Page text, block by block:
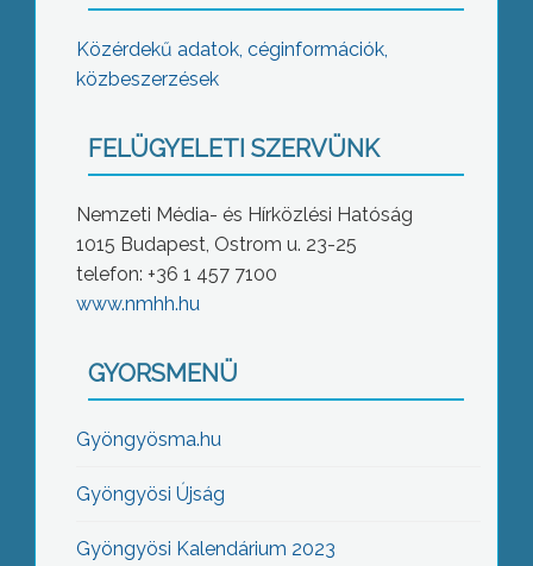
Közérdekű adatok, céginformációk,
közbeszerzések
FELÜGYELETI SZERVÜNK
Nemzeti Média- és Hírközlési Hatóság
1015 Budapest, Ostrom u. 23-25
telefon: +36 1 457 7100
www.nmhh.hu
GYORSMENÜ
Gyöngyösma.hu
Gyöngyösi Újság
Gyöngyösi Kalendárium 2023